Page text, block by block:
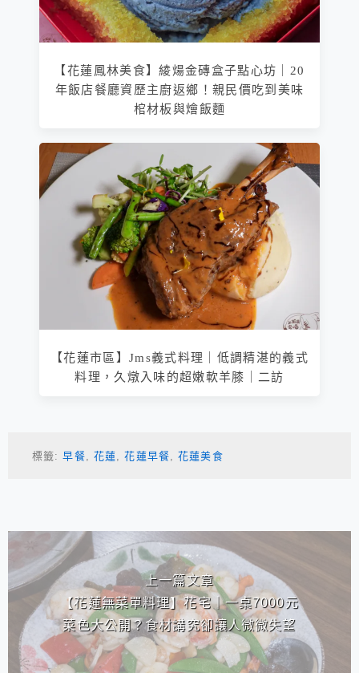
【花蓮鳳林美食】綾煬金磚盒子點心坊｜20
年飯店餐廳資歷主廚返鄉！親民價吃到美味
棺材板與燴飯麵
【花蓮市區】Jms義式料理｜低調精湛的義式
料理，久燉入味的超嫩軟羊膝｜二訪
標籤:早餐, 花蓮,花蓮早餐,花蓮美食
相連文章
上一篇文章
【花蓮無菜單料理】花宅｜一桌7000元
菜色大公開？食材講究卻讓人微微失望